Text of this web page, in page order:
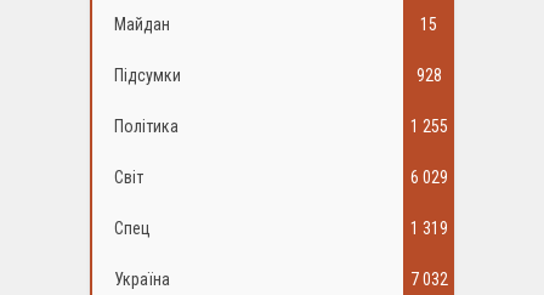
Майдан 15
Підсумки 928
Політика 1 255
Світ 6 029
Спец 1 319
Україна 7 032